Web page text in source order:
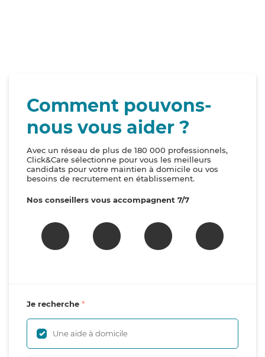
Comment pouvons-
nous vous aider ?
Avec un réseau de plus de 180 000 professionnels,
Click&Care sélectionne pour vous les meilleurs
candidats pour votre maintien à domicile ou vos
besoins de recrutement en établissement.
Nos conseillers vous accompagnent 7/7
Je recherche
Une aide à domicile